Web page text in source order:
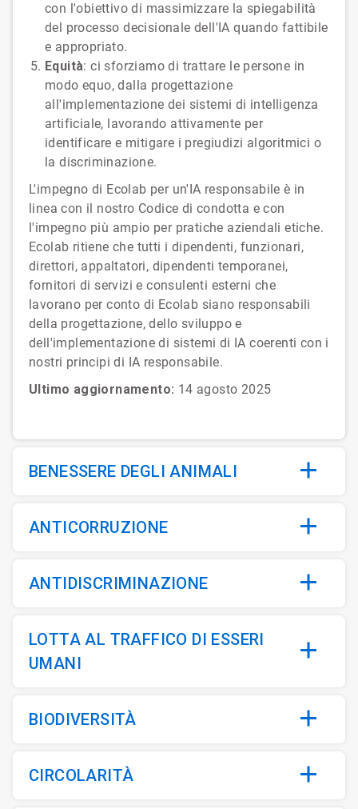
con l'obiettivo di massimizzare la spiegabilità
del processo decisionale dell'IA quando fattibile
e appropriato.
Equità: ci sforziamo di trattare le persone in
modo equo, dalla progettazione
all'implementazione dei sistemi di intelligenza
artificiale, lavorando attivamente per
identificare e mitigare i pregiudizi algoritmici o
la discriminazione.
L'impegno di Ecolab per un'IA responsabile è in
linea con il nostro Codice di condotta e con
l'impegno più ampio per pratiche aziendali etiche.
Ecolab ritiene che tutti i dipendenti, funzionari,
direttori, appaltatori, dipendenti temporanei,
fornitori di servizi e consulenti esterni che
lavorano per conto di Ecolab siano responsabili
della progettazione, dello sviluppo e
dell'implementazione di sistemi di IA coerenti con i
nostri principi di IA responsabile.
Ultimo aggiornamento: 14 agosto 2025
BENESSERE DEGLI ANIMALI
ANTICORRUZIONE
ANTIDISCRIMINAZIONE
LOTTA AL TRAFFICO DI ESSERI
UMANI
BIODIVERSITÀ
CIRCOLARITÀ